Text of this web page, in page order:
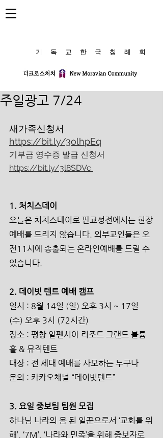
​기 독 교 한 국 침 례 회
주일광고 7/24
새가족신청서
https://bit.ly/3olhpEq
기부금 영수증 발급 신청서
https://bit.ly/3l8SDVc
1. 처치스데이
오늘은 처치스데이로 판교성전에서는 현장
예배를 드리지 않습니다. 외부교인들은 오
전11시에 송출되는 온라인예배를 드릴 수
있습니다.
2. 데이빗 텐트 예배 캠프
일시 : 8월 14일 (일) 오후 3시 ~ 17일
(수) 오후 3시 (72시간)
장소 : 평창 알펜시아 리조트 그랜드 볼륨
홀 & 뮤직텐트
대상 : 전 세대 예배를 사모하는 누구나
문의 : 카카오채널 “데이빗텐트”
3. 요일 중보팀 팀원 모집
하나님 나라의 몸 된 일꾼으로서 ‘교회를 위
해’, ‘7M’, ‘나라와 민족’을 위해 중보자로